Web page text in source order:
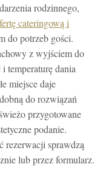
rodzinnego,
cateringową i
do potrzeb gości.
z wyjściem do
temperaturę dania
miejsce daje
do rozwiązań
przygotowane
podanie.
rezerwacji sprawdzą
lub przez formularz.